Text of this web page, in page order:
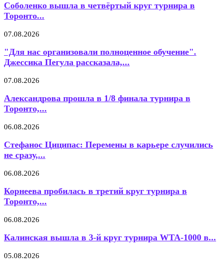
Соболенко вышла в четвёртый круг турнира в
Торонто...
07.08.2026
"Для нас организовали полноценное обучение".
Джессика Пегула рассказала,...
07.08.2026
Александрова прошла в 1/8 финала турнира в
Торонто,...
06.08.2026
Стефанос Циципас: Перемены в карьере случились
не сразу,...
06.08.2026
Корнеева пробилась в третий круг турнира в
Торонто,...
06.08.2026
Калинская вышла в 3-й круг турнира WTA-1000 в...
05.08.2026